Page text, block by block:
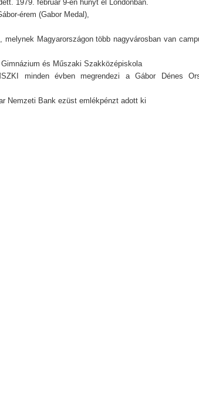
1979. február 9-én hunyt el Londonban.
érem (Gabor Medal),
Magyarországon több nagyvárosban van
és Műszaki Szakközépiskola
minden évben megrendezi a Gábor Dénes
Nemzeti Bank ezüst emlékpénzt adott ki